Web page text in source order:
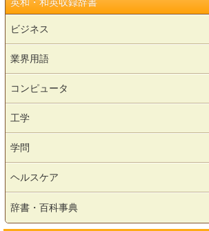
ビジネス
業界用語
コンピュータ
工学
学問
ヘルスケア
辞書・百科事典